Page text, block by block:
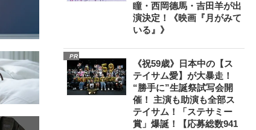
瞳・西岡德馬・吉田羊が出
演決定！《映画『月がみて
いる』》
PR
《祝59歳》日本中の【ス
テイサム愛】が大暴走！
“勝手に”生誕祭試写会開
催！ 主演も助演も全部ス
テイサム！「ステサミー
賞」爆誕！【応募総数941